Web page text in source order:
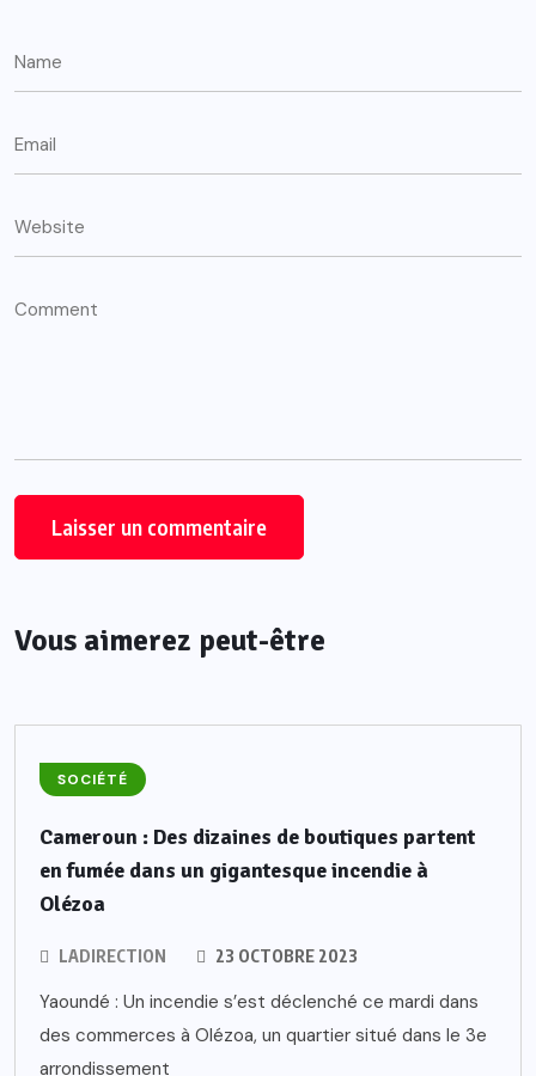
Vous aimerez peut-être
SOCIÉTÉ
Cameroun : Des dizaines de boutiques partent
en fumée dans un gigantesque incendie à
Olézoa
LADIRECTION 23 OCTOBRE 2023
Yaoundé : Un incendie s’est déclenché ce mardi dans
des commerces à Olézoa, un quartier situé dans le 3e
arrondissement